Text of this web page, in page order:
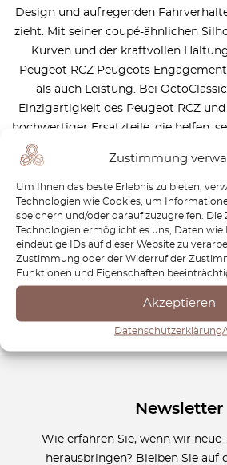
Zustimmung
Um Ihnen das beste Erlebnis zu bieten,
Technologien wie Cookies, um
speichern und/oder darauf zuzugreifen.
Technologien ermöglicht es uns, Daten wie
eindeutige IDs auf dieser Website zu
Zustimmung oder der Widerruf der
Funktionen und Eigenschaften
Akzeptieren
Datenschutzerklärung
Design und aufregenden
zieht. Mit seiner coupé-ähnlichen
Kurven und der kraftvollen
Peugeot RCZ Peugeots
als auch Leistung. Bei
Einzigartigkeit des Peugeot RCZ
hochwertiger Ersatzteile, die helfen,
routinemäßigen Wartung oder
Restaurierung, unsere
um sicherzustellen, dass Ihr Peugeot
bleibt. Mit Fokus auf Präzision
OctoClassic dafür, dass jedes Teil
Charakter Ihres Peugeot RCZ
heute unsere Kollektion und erhalten
in hervorragendem
Newsletter
Wie erfahren Sie, wenn wir neue
herausbringen? Bleiben Sie auf